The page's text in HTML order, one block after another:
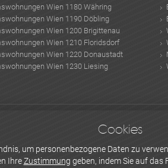
Wien 1180 Währing
Wien 1190 Döbling
Wien 1200 Brigittenau
Wien 1210 Floridsdorf
Wien 1220 Donaustadt
Wien 1230 Liesing
Normalgewicht
Cookies
um personenbezogene Daten zu
IhreZustimmung geben, indem Sie auf das